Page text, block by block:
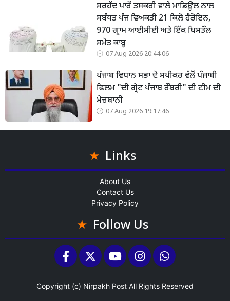
ਸਰਹੱਦ ਪਾਰੋਂ ਤਸਕਰੀ ਵਾਲੇ ਮਾਡਿਊਲ ਨਾਲ
ਸਬੰਧਤ ਪੰਜ ਵਿਅਕਤੀ 21 ਕਿਲੋ ਹੈਰੋਇਨ,
970 ਗ੍ਰਾਮ ਆਈਸੀਈ ਅਤੇ ਇੱਕ ਪਿਸਤੌਲ
ਸਮੇਤ ਕਾਬੂ
07 Aug 2026 20:44:06
ਪੰਜਾਬ ਵਿਧਾਨ ਸਭਾ ਦੇ ਸਪੀਕਰ ਵੱਲੋਂ ਪੰਜਾਬੀ
ਫਿਲਮ "ਦੀ ਗ੍ਰੇਟ ਪੰਜਾਬ ਰੌਬਰੀ" ਦੀ ਟੀਮ ਦੀ
ਮੇਜ਼ਬਾਨੀ
07 Aug 2026 19:17:46
Links
About Us
Contact Us
Privacy Policy
Follow Us
Copyright (c) Nirpakh Post All Rights Reserved